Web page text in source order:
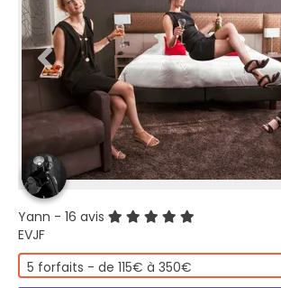
Yann - 16 avis
EVJF
5 forfaits - de 115€ à 350€